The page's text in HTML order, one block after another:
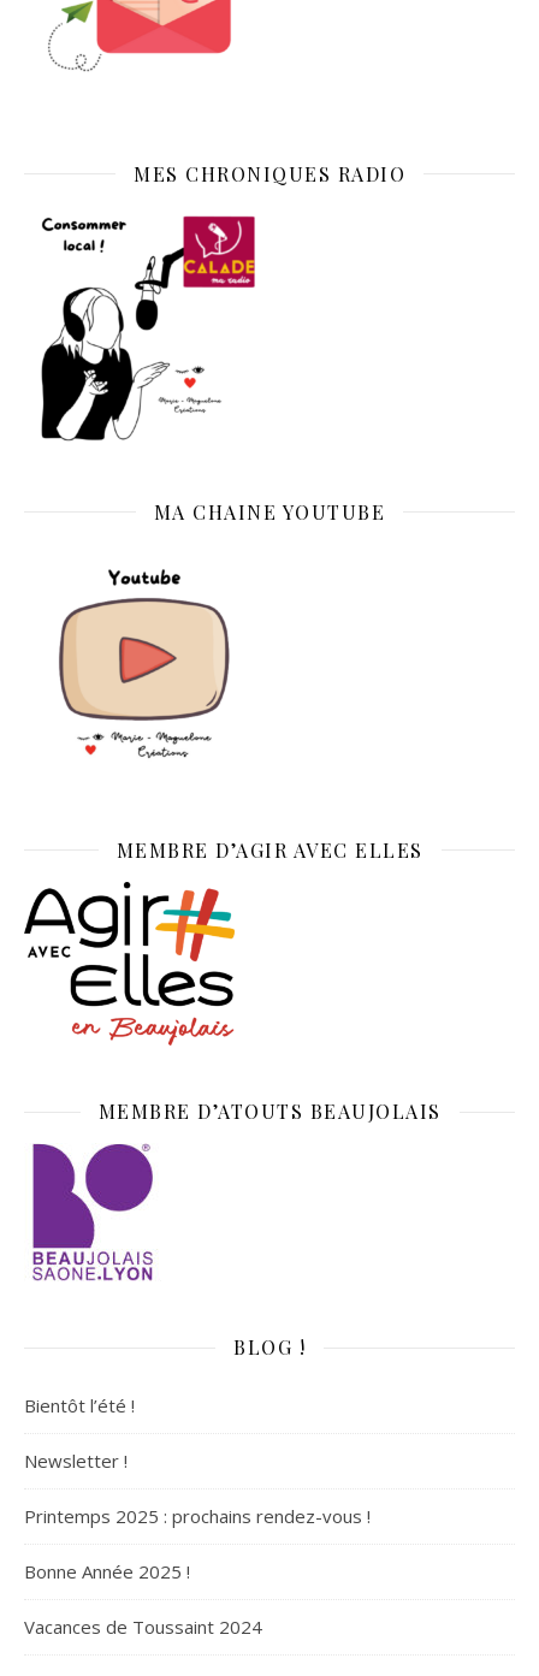
MES CHRONIQUES RADIO
MA CHAINE YOUTUBE
MEMBRE D’AGIR AVEC ELLES
MEMBRE D’ATOUTS BEAUJOLAIS
BLOG !
Bientôt l’été !
Newsletter !
Printemps 2025 : prochains rendez-vous !
Bonne Année 2025 !
Vacances de Toussaint 2024